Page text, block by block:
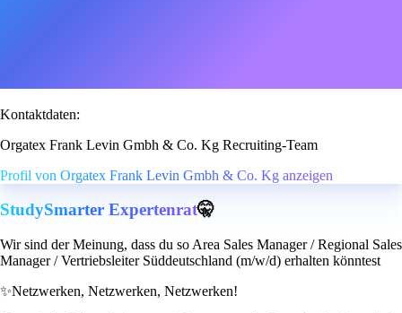
Kontaktdaten:
Orgatex Frank Levin Gmbh & Co. Kg Recruiting-Team
Profil von Orgatex Frank Levin Gmbh & Co. Kg anzeigen
StudySmarter Expertenrat🤫
Wir sind der Meinung, dass du so Area Sales Manager / Regional Sales
Manager / Vertriebsleiter Süddeutschland (m/w/d) erhalten könntest
✨Netzwerken, Netzwerken, Netzwerken!